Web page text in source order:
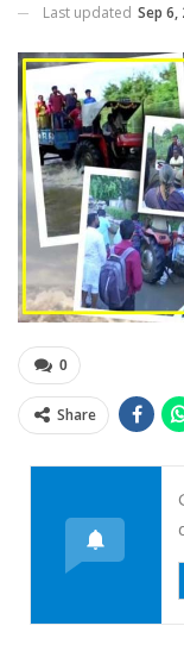
Last updated Sep 6,
0
Share